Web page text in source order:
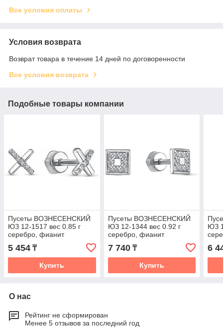
Все условия оплаты
Условия возврата
Возврат товара в течение 14 дней по договоренности
Все условия возврата
Подобные товары компании
Пусеты ВОЗНЕСЕНСКИЙ
ЮЗ 12-1517 вес 0.85 г
серебро, фианит
5 454 ₸
Купить
Пусеты ВОЗНЕСЕНСКИЙ
ЮЗ 12-1344 вес 0.92 г
серебро, фианит
7 740₸
Купить
ЮЗ
6
О нас
Рейтинг не сформирован
Менее 5 отзывов за последний год